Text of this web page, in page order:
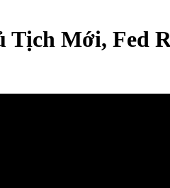
Mới, Fed